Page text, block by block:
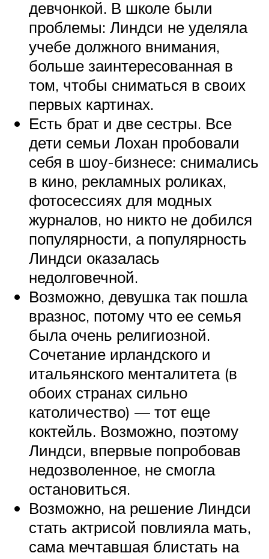
девчонкой. В школе были
проблемы: Линдси не уделяла
учебе должного внимания,
больше заинтересованная в
том, чтобы сниматься в своих
первых картинах.
Есть брат и две сестры. Все
дети семьи Лохан пробовали
себя в шоу-бизнесе: снимались
в кино, рекламных роликах,
фотосессиях для модных
журналов, но никто не добился
популярности, а популярность
Линдси оказалась
недолговечной.
Возможно, девушка так пошла
вразнос, потому что ее семья
была очень религиозной.
Сочетание ирландского и
итальянского менталитета (в
обоих странах сильно
католичество) — тот еще
коктейль. Возможно, поэтому
Линдси, впервые попробовав
недозволенное, не смогла
остановиться.
Возможно, на решение Линдси
стать актрисой повлияла мать,
сама мечтавшая блистать на